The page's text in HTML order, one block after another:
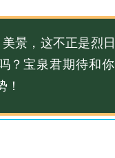
景，这不正是烈
？宝泉君期待和
！